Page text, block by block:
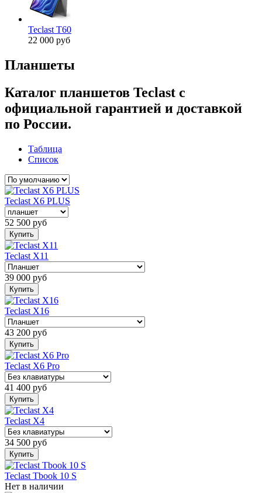
Teclast T60
22 000 руб
Планшеты
Каталог планшетов Teclast с
официальной гарантией и доставкой
по России.
Таблица
Список
Teclast X6 PLUS
52 500 руб
Купить
Teclast X11
39 000 руб
Купить
Teclast X16
43 200 руб
Купить
Teclast X6 Pro
41 400 руб
Купить
Teclast X4
34 500 руб
Купить
Teclast Tbook 10 S
Нет в наличии